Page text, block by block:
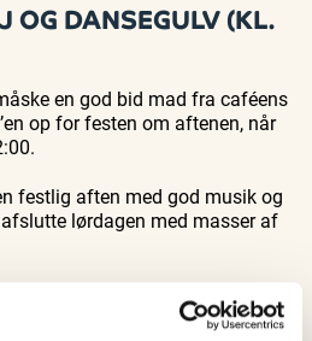
OG DANSEGULV (KL.
en god bid mad fra caféens
op for festen om aftenen, når
festlig aften med god musik og
lørdagen med masser af
OG DANSEGULV